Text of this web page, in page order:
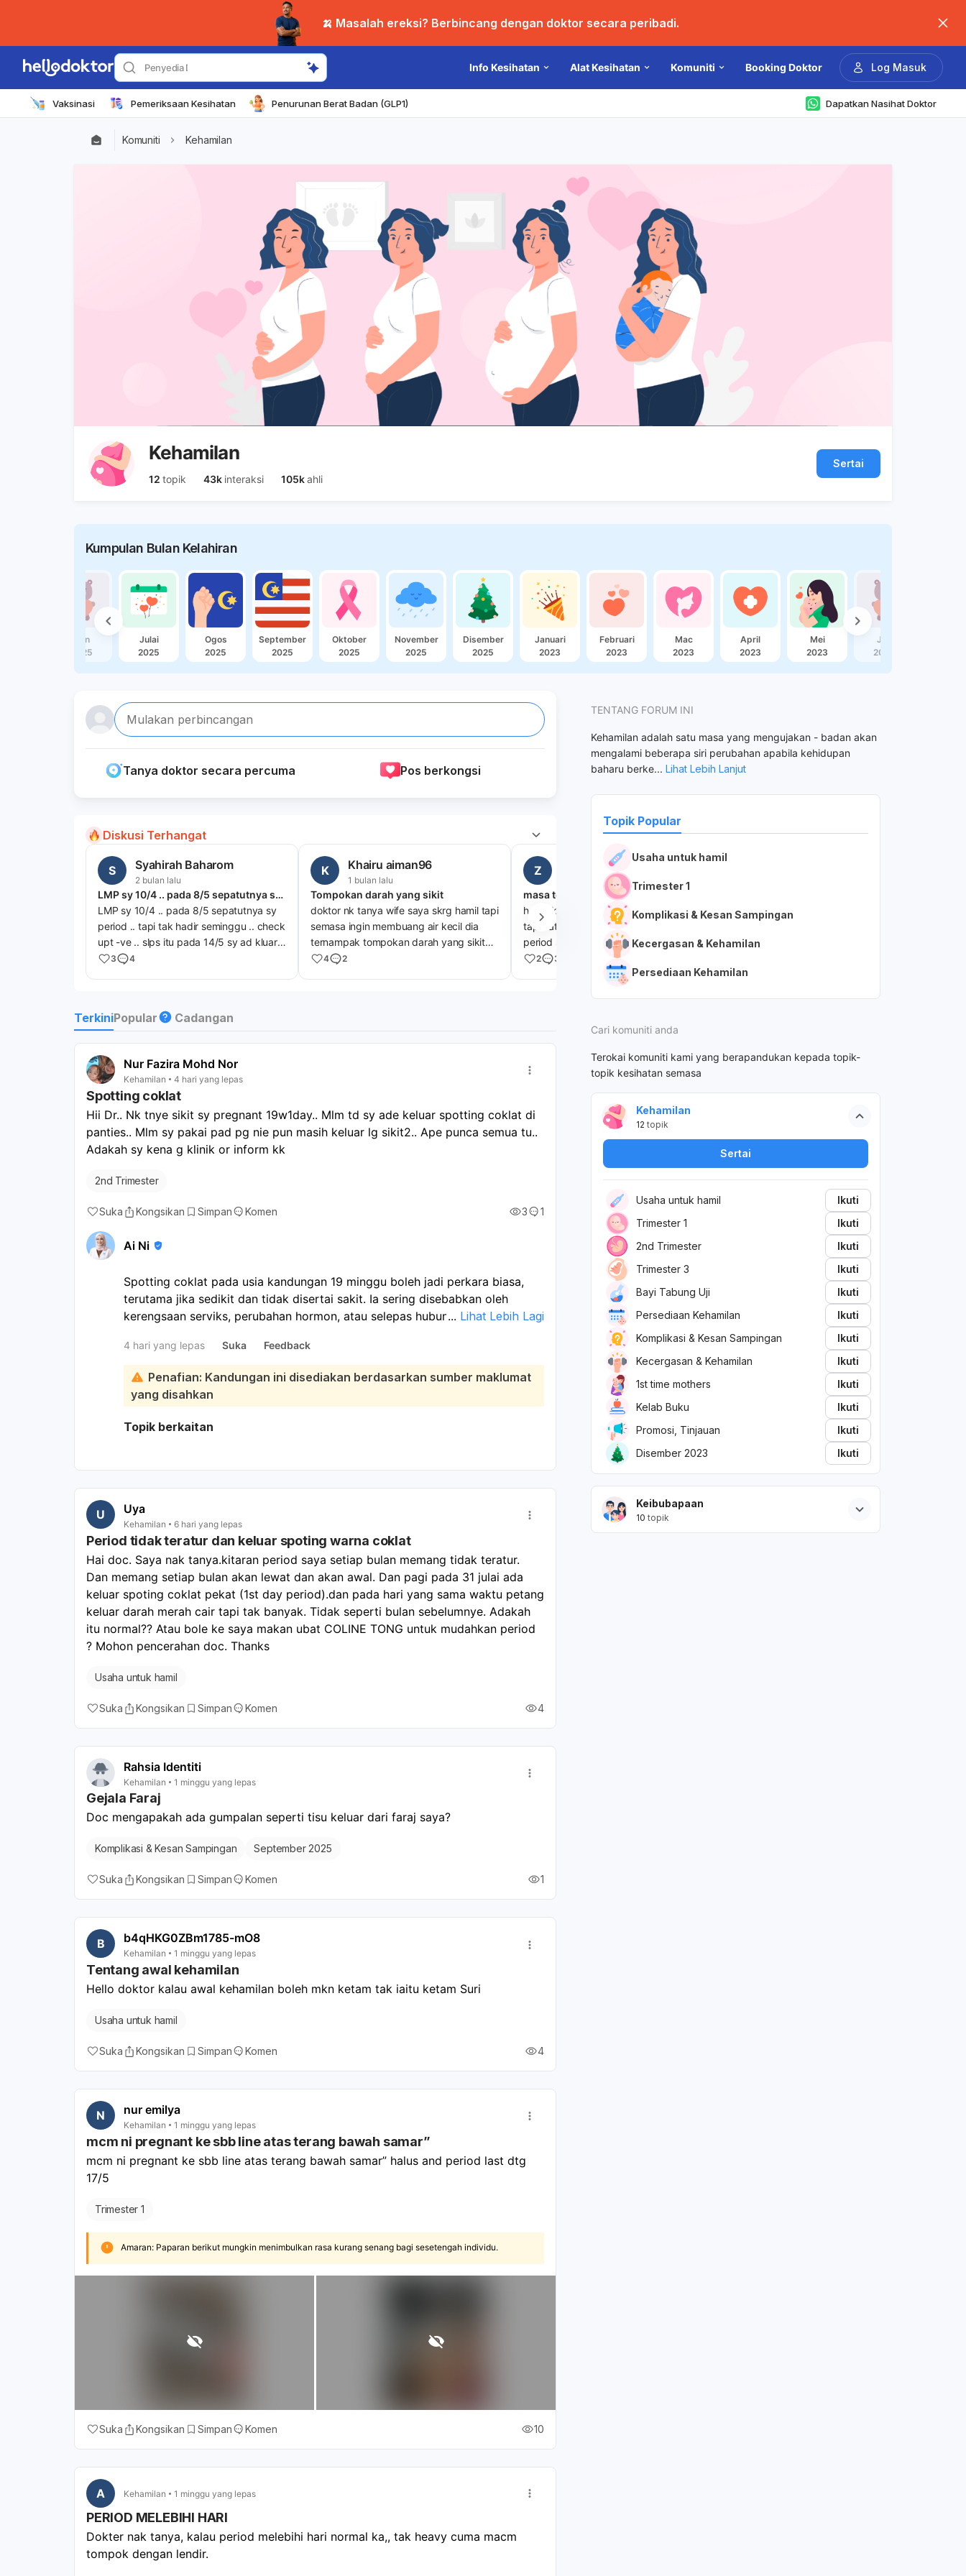
🍌 Masalah ereksi? Berbincang dengan doktor secara peribadi.
Penyedia Dipercayai Info Kesihatan Alat Kesihatan Komuniti Booking Doktor Log Masuk
Vaksinasi Pemeriksaan Kesihatan Penurunan Berat Badan (GLP1) Dapatkan Nasihat Doktor
Komuniti Kehamilan
Kehamilan
12 topik 43k interaksi 105kahli
Sertai
Kumpulan Bulan Kelahiran
Januari
2023
Februari
2023
Mac
2023
April
2023
Mei
2023
Jun
2023
Jun
2025
Julai
2025
Ogos
2025
September
2025
Oktober
2025
November
2025
Disember
2025
Mulakan perbincangan
Tanya doktor secara percuma Pos berkongsi
Diskusi Terhangat
S Syahirah Baharom
2 bulan lalu
LMP sy 10/4 .. pada 8/5 sepatutnya sy period ..
LMP sy 10/4 .. pada 8/5 sepatutnya sy
period .. tapi tak hadir seminggu .. check
upt -ve .. slps itu pada 14/5 sy ad kluar
cairan pink coklat light flow 1 hari ..
pregnant ? Sbb skrg sy mengalami
.. kuat tido dan malam tak dpt tido ..
3 4
K Khairu aiman96
1 bulan lalu
Tompokan darah yang sikit
doktor nk tanya wife saya skrg hamil tapi
semasa ingin membuang air kecil dia
ternampak tompokan darah yang sikit
apakah sebabnya tu doktor ?
4 2
Z ZbVOip55Cz17813-MB9
4 minggu lalu
hai doktor..semalam sya test positive
tapi satu line samar²..esok kan hari
period sya keluar banyak..adakah sya
masih pregnant
2 3
Hai doktor ? Ibu selepas beranak czer
TerkiniPopular Cadangan
Nur Fazira Mohd Nor
Kehamilan 4 hari yang lepas
Spotting coklat
Hii Dr.. Nk tnye sikit sy pregnant 19w1day.. Mlm td sy ade keluar spotting coklat di
panties.. Mlm sy pakai pad pg nie pun masih keluar lg sikit2.. Ape punca semua tu..
Adakah sy kena g klinik or inform kk
2nd Trimester
Suka Kongsikan Simpan Komen 3 1
Ai Ni
Spotting coklat pada usia kandungan 19 minggu boleh jadi perkara biasa,
terutama jika sedikit dan tidak disertai sakit. Ia sering disebabkan oleh
kerengsaan serviks, perubahan hormon, atau selepas hubungan
jangkitan, polip, plasenta bermasalah, atau keguguran awal, jadi perlu
dipantau:
Kalau spotting masih keluar pagi ini, saya sarankan puanmaklumkan
KK/klinik hari ini
klinik/hospital
pinggang kuat, keluar ketulan, demam, bau tidak normal, atau bayi kurang
dulu, dan perhatikan jumlah serta warna darah.
... Lihat Lebih Lagi
4 hari yang lepas Suka Feedback
Penafian: Kandungan ini disediakan berdasarkan sumber maklumat
yang disahkan
Topik berkaitan
U Uya
Kehamilan 6 hari yang lepas
Period tidak teratur dan keluar spoting warna coklat
Hai doc. Saya nak tanya.kitaran period saya setiap bulan memang tidak teratur.
Dan memang setiap bulan akan lewat dan akan awal. Dan pagi pada 31 julai ada
keluar spoting coklat pekat (1st day period).dan pada hari yang sama waktu petang
keluar darah merah cair tapi tak banyak. Tidak seperti bulan sebelumnye. Adakah
itu normal?? Atau bole ke saya makan ubat COLINE TONG untuk mudahkan period
? Mohon pencerahan doc. Thanks
Usaha untuk hamil
Suka Kongsikan Simpan Komen 4
Rahsia Identiti
Kehamilan 1 minggu yang lepas
Gejala Faraj
Doc mengapakah ada gumpalan seperti tisu keluar dari faraj saya?
Komplikasi & Kesan Sampingan September 2025
Suka Kongsikan Simpan Komen 1
B b4qHKG0ZBm1785-mO8
Kehamilan 1 minggu yang lepas
Tentang awal kehamilan
Hello doktor kalau awal kehamilan boleh mkn ketam tak iaitu ketam Suri
Usaha untuk hamil
Suka Kongsikan Simpan Komen 4
N nur emilya
Kehamilan 1 minggu yang lepas
mcm ni pregnant ke sbb line atas terang bawah samar”
mcm ni pregnant ke sbb line atas terang bawah samar” halus and period last dtg
17/5
Trimester 1
Amaran: Paparan berikut mungkin menimbulkan rasa kurang senang bagi sesetengah individu.
Suka Kongsikan Simpan Komen 10
A Kehamilan 1 minggu yang lepas
PERIOD MELEBIHI HARI
Dokter nak tanya, kalau period melebihi hari normal ka,, tak heavy cuma macm
tompok dengan lendir.
TENTANG FORUM INI
Kehamilan adalah satu masa yang mengujakan - badan akan
mengalami beberapa siri perubahan apabila kehidupan
baharu berke...Lihat Lebih Lanjut
Topik Popular
Usaha untuk hamil
Trimester 1
Komplikasi & Kesan Sampingan
Kecergasan & Kehamilan
Persediaan Kehamilan
Cari komuniti anda
Terokai komuniti kami yang berapandukan kepada topik-
topik kesihatan semasa
Kehamilan
12 topik
Sertai
Usaha untuk hamil
Ikuti
Trimester 1
Ikuti
2nd Trimester
Ikuti
Trimester 3
Ikuti
Bayi Tabung Uji
Ikuti
Persediaan Kehamilan
Ikuti
Komplikasi & Kesan Sampingan
Ikuti
Kecergasan & Kehamilan
Ikuti
1st time mothers
Ikuti
Kelab Buku
Ikuti
Promosi, Tinjauan
Ikuti
Disember 2023
Ikuti
Keibubapaan
10 topik